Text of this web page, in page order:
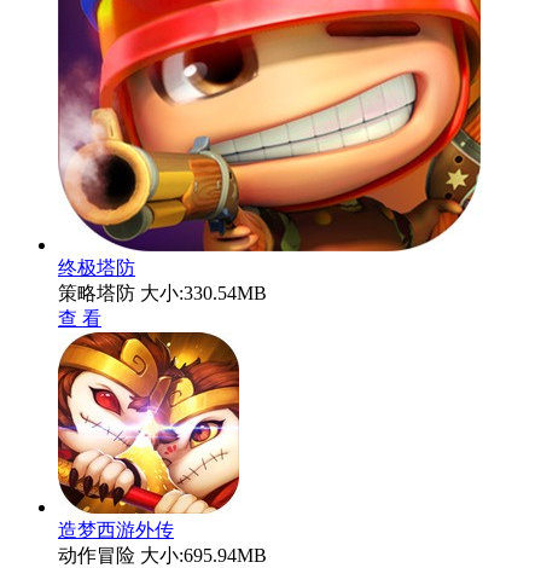
终极塔防
策略塔防 大小:330.54MB
查 看
造梦西游外传
动作冒险 大小:695.94MB